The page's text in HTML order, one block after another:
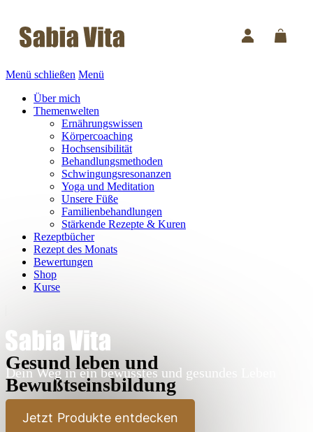
Menü schließen Menü
Über mich
Themenwelten
Ernährungswissen
Körpercoaching
Hochsensibilität
Behandlungsmethoden
Schwingungsresonanzen
Yoga und Meditation
Unsere Füße
Familienbehandlungen
Stärkende Rezepte & Kuren
Rezeptbücher
Rezept des Monats
Bewertungen
Shop
Kurse
Dein Weg in ein bewusstes und gesundes Leben
Jetzt Produkte entdecken
Gesund leben und
Bewußtseinsbildung
Lieber Leser,